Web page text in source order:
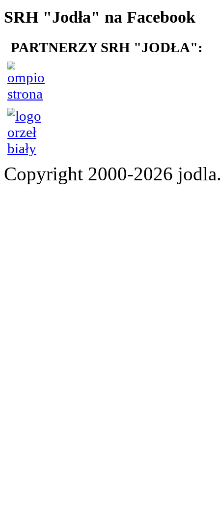
SRH "Jodła" na Facebook
PARTNERZY SRH "JODŁA":
Copyright 2000-2026